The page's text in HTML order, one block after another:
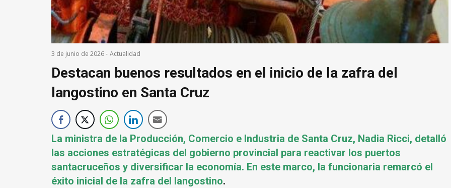
3 de junio de 2026- Actualidad
Destacan buenos resultados en el inicio de la zafra del
langostino en Santa Cruz
La ministra de la Producción, Comercio e Industria de Santa Cruz, Nadia Ricci, detalló
las acciones estratégicas del gobierno provincial para reactivar los puertos
santacruceños y diversificar la economía. En este marco, la funcionaria remarcó el
éxito inicial de la zafra del langostino.